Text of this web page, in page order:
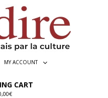
MY ACCOUNT
CART